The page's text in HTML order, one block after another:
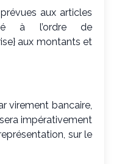
aux articles
à l’ordre de
aux montants et
virement bancaire,
impérativement
sur le